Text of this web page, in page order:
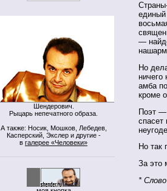
Шендерович.
Рыцарь непечатного образа.
А также: Носик, Мошков, Лебедев,
Касперский, Экслер и другие -
в галерее «Человеки»
—
Но
амба
кроме
Поэт —
Но так
За это
*